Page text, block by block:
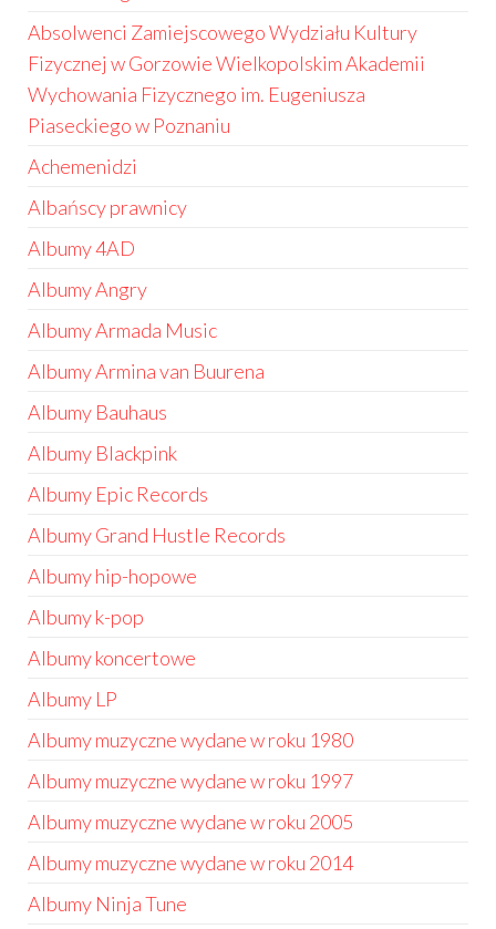
Absolwenci Zamiejscowego Wydziału Kultury
Fizycznej w Gorzowie Wielkopolskim Akademii
Wychowania Fizycznego im. Eugeniusza
Piaseckiego w Poznaniu
Achemenidzi
Albańscy prawnicy
Albumy 4AD
Albumy Angry
Albumy Armada Music
Albumy Armina van Buurena
Albumy Bauhaus
Albumy Blackpink
Albumy Epic Records
Albumy Grand Hustle Records
Albumy hip-hopowe
Albumy k-pop
Albumy koncertowe
Albumy LP
Albumy muzyczne wydane w roku 1980
Albumy muzyczne wydane w roku 1997
Albumy muzyczne wydane w roku 2005
Albumy muzyczne wydane w roku 2014
Albumy Ninja Tune